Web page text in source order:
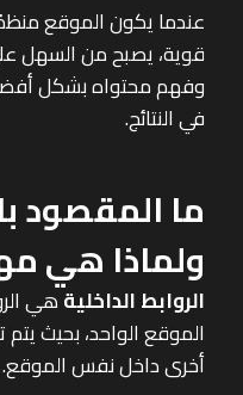
عندما يكون الموقع
قوية، يصبح من السهل
وفهم محتواه بشكل
في النتائج.
ما المقصود
ولماذا هي
الروابط الداخليةهي
الموقع الواحد، بحيث
أخرى داخل نفس الموقع.